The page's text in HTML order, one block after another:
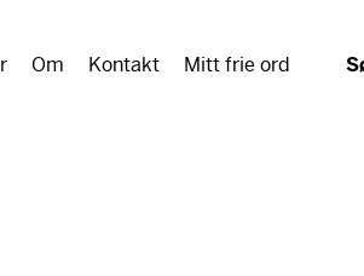
Om Kontakt
Mitt frie ord